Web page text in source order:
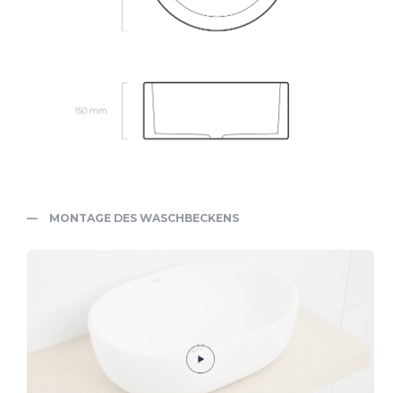
MONTAGE DES WASCHBECKENS